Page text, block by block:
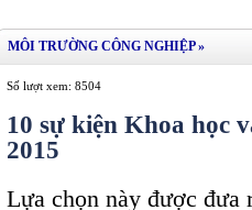
MÔI TRƯỜNG CÔNG NGHIỆP»
Số lượt xem: 8504
10 sự kiện Khoa học
2015
Lựa chọn này được đưa